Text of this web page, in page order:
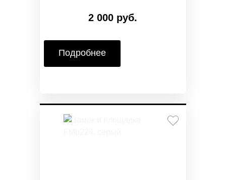
2 000 руб.
Подробнее